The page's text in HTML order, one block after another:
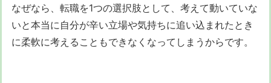
なぜなら、転職を1つの選択肢として、考えて動いていな
いと本当に自分が辛い立場や気持ちに追い込まれたとき
に柔軟に考えることもできなくなってしまうからです。